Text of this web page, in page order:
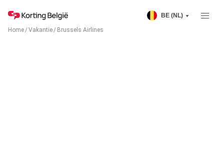
BE (NL)
Home/Vakantie/ Brussels Airlines